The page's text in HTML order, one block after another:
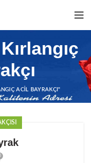
ACIL BAYRAKÇI"